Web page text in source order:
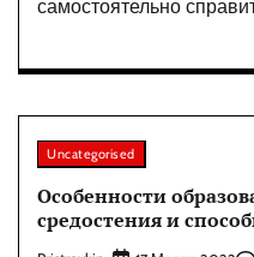
самостоятельно
Uncategorised
Особенности
средостения и